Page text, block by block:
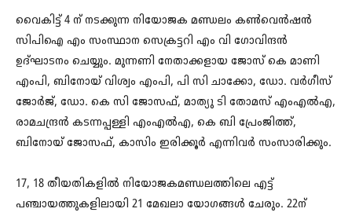
വെെകിട്ട് 4 ന് നടക്കുന്ന നിയോജക മണ്ഡലം കൺവെൻഷൻ
സിപിഐ എം സംസ്ഥാന സെക്രട്ടറി എം വി ഗോവിന്ദൻ
ഉദ്ഘാടനം ചെയ്യും. മുന്നണി നേതാക്കളായ ജോസ് കെ മാണി
എംപി, ബിനോയ് വിശ്വം എംപി, പി സി ചാക്കോ, ഡോ. വർഗീസ്
ജോർജ്, ഡോ. കെ സി ജോസഫ്, മാത്യു ടി തോമസ് എംഎൽഎ,
രാമചന്ദ്രൻ കടന്നപ്പള്ളി എംഎൽഎ, കെ ബി പ്രേംജിത്ത്,
ബിനോയ് ജോസഫ്, കാസിം ഇരിക്കൂർ എന്നിവർ സംസാരിക്കും.
17, 18 തീയതികളിൽ നിയോജകമണ്ഡലത്തിലെ എട്ട്‌
പഞ്ചായത്തുകളിലായി 21 മേഖലാ യോഗങ്ങൾ ചേരും. 22ന്